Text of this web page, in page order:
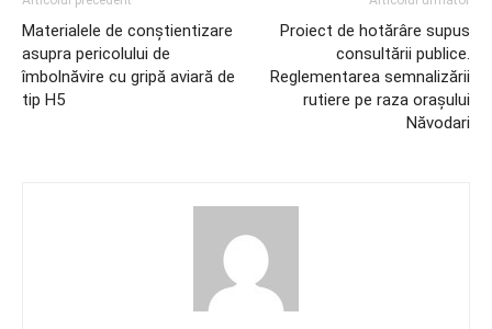
Materialele de conștientizare
asupra pericolului de
îmbolnăvire cu gripă aviară de
tip H5
Proiect de hotărâre supus
consultării publice.
Reglementarea semnalizării
rutiere pe raza orașului
Năvodari